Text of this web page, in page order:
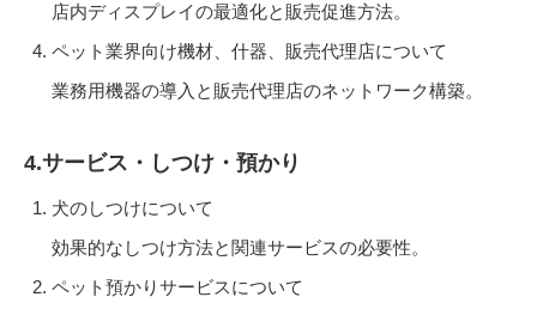
店内ディスプレイの最適化と販売促進方法。
ペット業界向け機材、什器、販売代理店について
業務用機器の導入と販売代理店のネットワーク構築。
4.サービス・しつけ・預かり
犬のしつけについて
効果的なしつけ方法と関連サービスの必要性。
ペット預かりサービスについて